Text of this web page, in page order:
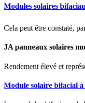
Modules solaires
Cela peut être constaté,
JA panneaux solaires
Rendement élevé et
Module solaire bifacial